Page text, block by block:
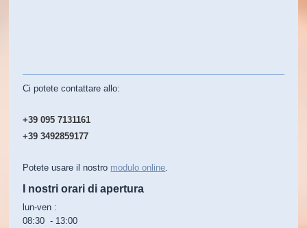
Ci potete contattare allo:
+39 095 7131161
+39 3492859177
Potete usare il nostro modulo online.
I nostri orari di apertura
lun-ven :
08:30 - 13:00